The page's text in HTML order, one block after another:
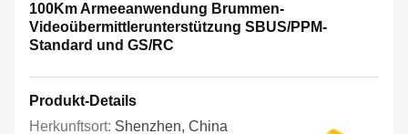
100Km Armeeanwendung Brummen-
Videoübermittlerunterstützung SBUS/PPM-
Standard und GS/RC
Produkt-Details
Herkunftsort: Shenzhen, China